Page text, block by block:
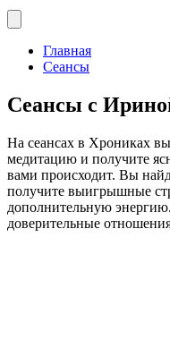
Главная
Сеансы
Сеансы с
На сеансах в Хрониках
медитацию и получите
вами происходит. Вы
получите выигрышные
дополнительную
доверительные